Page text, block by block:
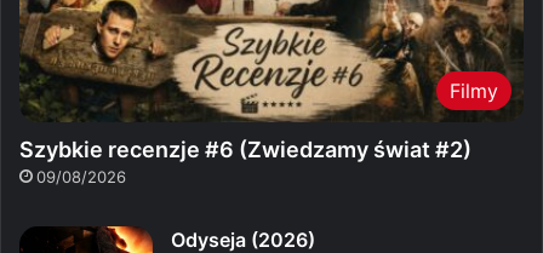
Filmy
Szybkie recenzje #6 (Zwiedzamy świat #2)
09/08/2026
Odyseja (2026)